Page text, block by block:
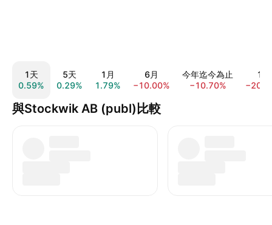
1天
0.59%
5天
0.29%
1月
1.79%
6月
−10.00%
今年迄今為止
−10.70%
1年
與Stockwik AB (publ)比較